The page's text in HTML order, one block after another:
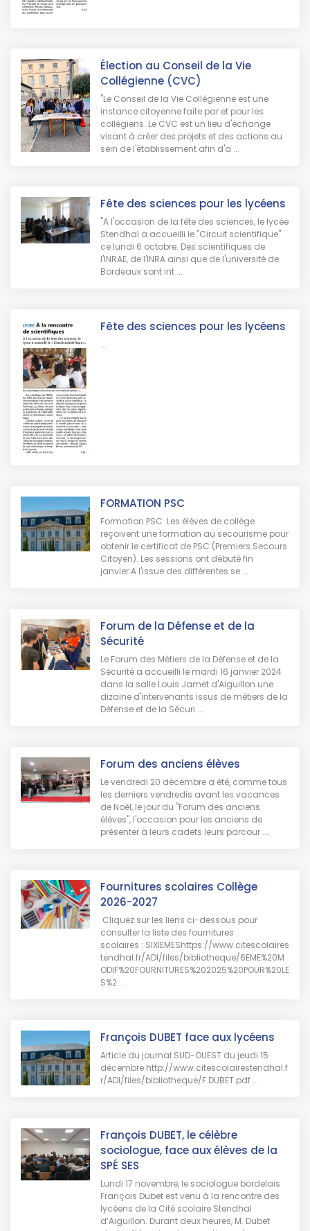
Élection au Conseil de la Vie
Collégienne (CVC)
"Le Conseil de la Vie Collégienne est une
instance citoyenne faite par et pour les
collégiens. Le CVC est un lieu d'échange
visant à créer des projets et des actions au
sein de l'établissement afin d'a ...
Fête des sciences pour les lycéens
"A l'occasion de la fête des sciences, le lycée
Stendhal a accueilli le "Circuit scientifique"
ce lundi 6 octobre. Des scientifiques de
l'INRAE, de l'INRA ainsi que de l'université de
Bordeaux sont int ...
Fête des sciences pour les lycéens
...
FORMATION PSC
Formation PSC Les élèves de collège
reçoivent une formation au secourisme pour
obtenir le certificat de PSC (Premiers Secours
Citoyen). Les sessions ont débuté fin
janvier.A l'issue des différentes se ...
Forum de la Défense et de la
Sécurité
Le Forum des Métiers de la Défense et de la
Sécurité a accueilli le mardi 16 janvier 2024
dans la salle Louis Jamet d'Aiguillon une
dizaine d'intervenants issus de métiers de la
Défense et de la Sécuri ...
Forum des anciens élèves
Le vendredi 20 décembre a été, comme tous
les derniers vendredis avant les vacances
de Noël, le jour du "Forum des anciens
élèves", l'occasion pour les anciens de
présenter à leurs cadets leurs parcour ...
Fournitures scolaires Collège
2026-2027
Cliquez sur les liens ci-dessous pour
consulter la liste des fournitures
scolaires : SIXIEMEShttps://www.citescolaires
tendhal.fr/ADI/files/bibliotheque/6EME%20M
ODIF%20FOURNITURES%202025%20POUR%20LE
S%2 ...
François DUBET face aux lycéens
Article du journal SUD-OUEST du jeudi 15
décembre http://www.citescolairestendhal.f
r/ADI/files/bibliotheque/F.DUBET.pdf ...
François DUBET, le célèbre
sociologue, face aux élèves de la
SPÉ SES
Lundi 17 novembre, le sociologue bordelais
François Dubet est venu à la rencontre des
lycéens de la Cité scolaire Stendhal
d’Aiguillon. Durant deux heures, M. Dubet